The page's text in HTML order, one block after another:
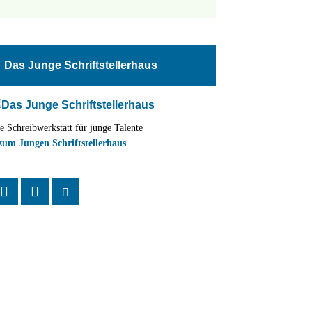
Das Junge Schriftstellerhaus
Schreibwerkstatt für junge Talente
Jungen Schriftstellerhaus